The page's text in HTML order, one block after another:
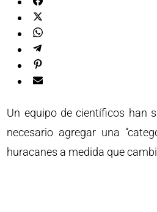
Un equipo de científicos han
necesario agregar una
huracanes a medida que